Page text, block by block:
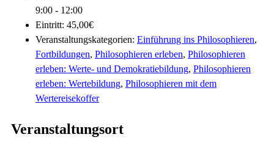
9:00 - 12:00
Eintritt: 45,00€
Veranstaltungskategorien: Einführung ins Philosophieren,
Fortbildungen, Philosophieren erleben, Philosophieren
erleben: Werte- und Demokratiebildung, Philosophieren
erleben: Wertebildung, Philosophieren mit dem
Wertereisekoffer
Veranstaltungsort